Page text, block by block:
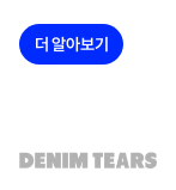
더 알아보기